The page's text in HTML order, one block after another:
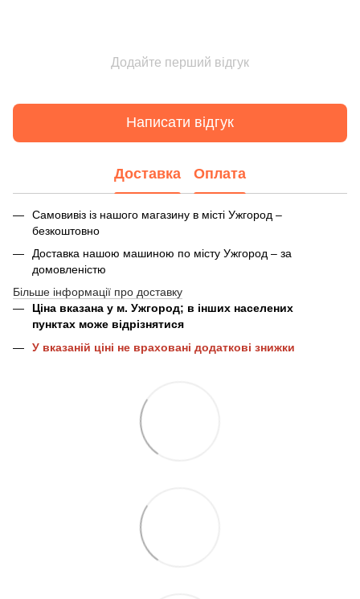
Додайте перший відгук
Написати відгук
Доставка Оплата
Самовивіз із нашого магазину в місті Ужгород –
безкоштовно
Доставка нашою машиною по місту Ужгород – за
домовленістю
Більше інформації про доставку
Ціна вказана у м. Ужгород; в інших населених
пунктах може відрізнятися
У вказаній ціні не враховані додаткові знижки